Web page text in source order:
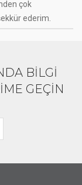
çok
ederim.
BİLGİ
GEÇİN